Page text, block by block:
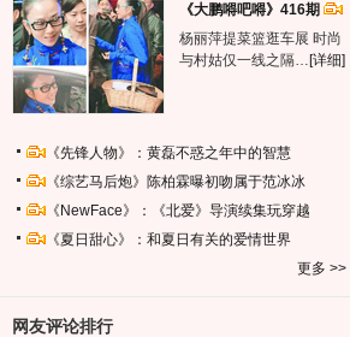
《大鹏嘚吧嘚》416期
杨丽萍提菜篮逛车展 时尚
与村姑仅一线之隔… [详细]
《先锋人物》：黄磊不惑之年中的智慧
《综艺马后炮》陈柏霖曝初吻属于范冰冰
《NewFace》：《北爱》导演续集玩穿越
《夏日甜心》：和夏日有关的爱情世界
更多 >>
网友评论排行